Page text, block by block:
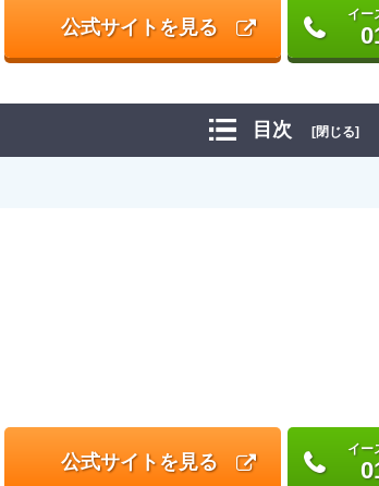
公式サイトを見る
イー
目次 [閉じる]
公式サイトを見る
イー